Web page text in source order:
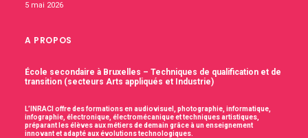
5 mai 2026
A PROPOS
École secondaire à Bruxelles – Techniques de qualification et de
transition (secteurs Arts appliqués et Industrie)
L’INRACI offre des formations en audiovisuel, photographie, informatique,
infographie, électronique, électromécanique et techniques artistiques,
préparant les élèves aux métiers de demain grâce à un enseignement
innovant et adapté aux évolutions technologiques.